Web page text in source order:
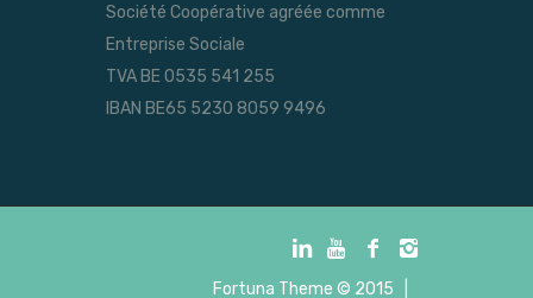
Société Coopérative agréée comme
Entreprise Sociale
TVA BE 0535 541 255
IBAN BE65 5230 8059 9496
Fortuna Theme © 2015 |